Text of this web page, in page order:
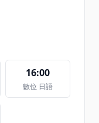
16:00
數位 日語